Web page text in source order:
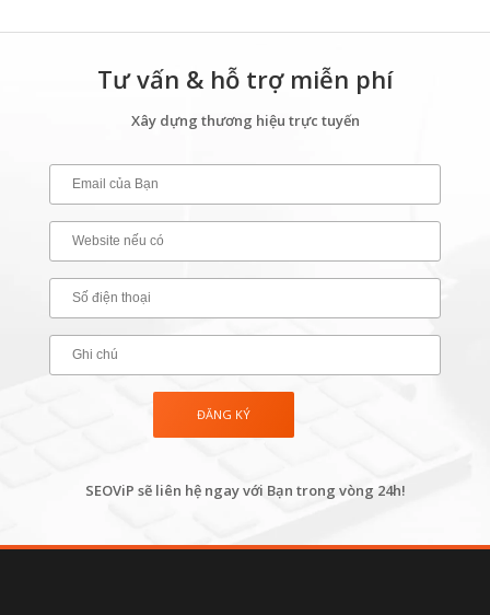
Tư vấn & hỗ trợ miễn phí
Xây dựng thương hiệu trực tuyến
SEOViP sẽ liên hệ ngay với Bạn trong vòng 24h!